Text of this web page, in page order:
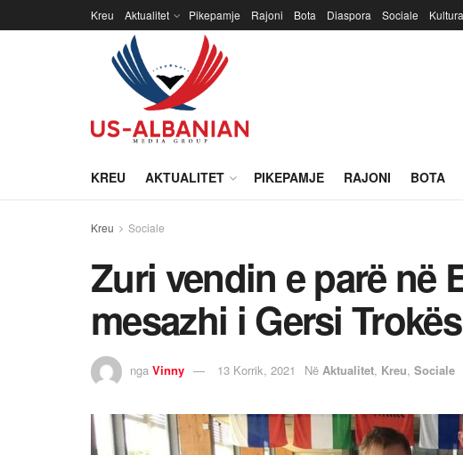
Kreu Aktualitet Pikepamje Rajoni Bota Diaspora Sociale Kultura
KREU AKTUALITET PIKEPAMJE RAJONI BOTA
Kreu Sociale
Zuri vendin e parë në
mesazhi i Gersi Trokës
nga Vinny 13 Korrik, 2021 Në Aktualitet, Kreu, Sociale